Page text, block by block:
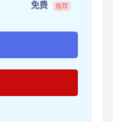
免费 推荐